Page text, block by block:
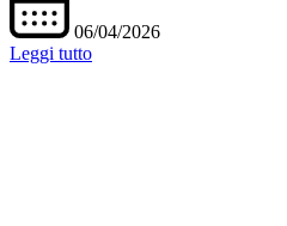
06/04/2026
Leggi tutto